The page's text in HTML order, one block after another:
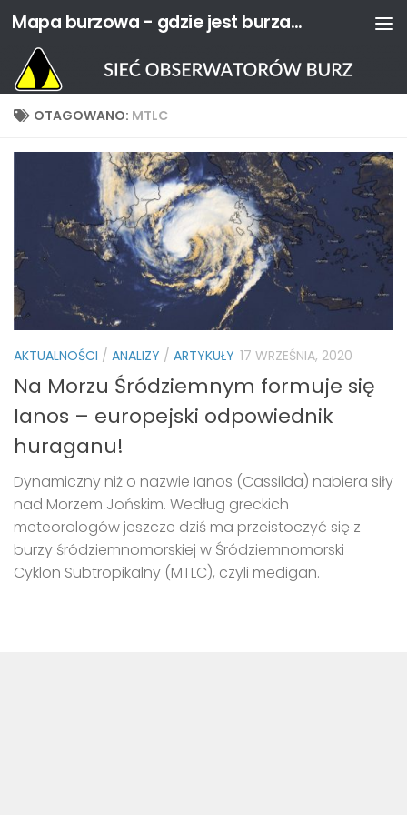
Przejdź do treści Mapa burzowa - gdzie jest burza? | Sieć Obserwatorów Burz
OTAGOWANO: MTLC
AKTUALNOŚCI / ANALIZY / ARTYKUŁY 17 WRZEŚNIA, 2020
Na Morzu Śródziemnym formuje się
Ianos – europejski odpowiednik
huraganu!
Dynamiczny niż o nazwie Ianos (Cassilda) nabiera siły
nad Morzem Jońskim. Według greckich
meteorologów jeszcze dziś ma przeistoczyć się z
burzy śródziemnomorskiej w Śródziemnomorski
Cyklon Subtropikalny (MTLC), czyli medigan.